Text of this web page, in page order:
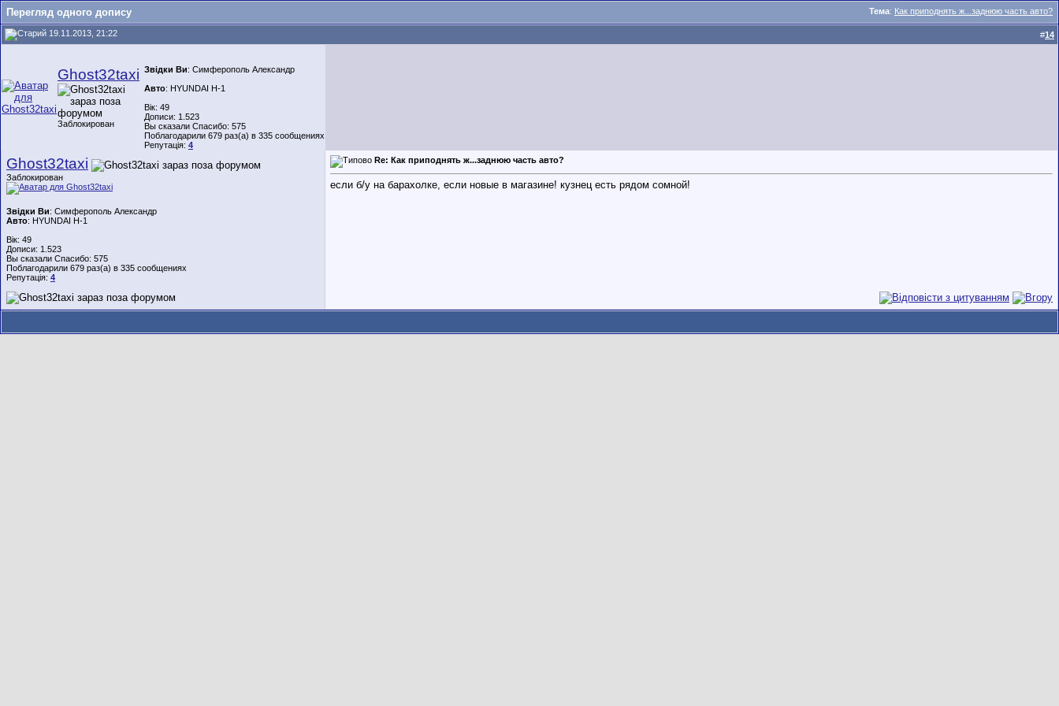
Тема: Как приподнять ж...заднюю часть авто?
Перегляд одного допису
19.11.2013, 21:22 #14
Ghost32taxi
Заблокирован
Звідки Ви: Симферополь Александр
Авто: HYUNDAI Н-1
Вік: 49
Дописи: 1.523
Вы сказали Спасибо: 575
Поблагодарили 679 раз(а) в 335 сообщениях
Репутація: 4
Ghost32taxi
Заблокирован
Звідки Ви: Симферополь Александр
Авто: HYUNDAI Н-1
Вік: 49
Дописи: 1.523
Вы сказали Спасибо: 575
Поблагодарили 679 раз(а) в 335 сообщениях
Репутація: 4
Re: Как приподнять ж...заднюю часть авто?
если б/у на барахолке, если новые в магазине! кузнец есть рядом сомной!